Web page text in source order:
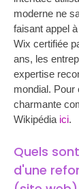
moderne ne
faisant appel
Wix certifiée
ans, les
expertise
mondial.
charmante
Wikipédia ici.
Quels
d'une